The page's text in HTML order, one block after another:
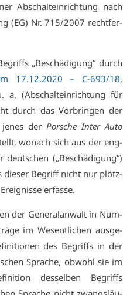
Ab­schalt­ein­rich­tung nach
(EG) Nr. 715/2007 recht­fer­
„Be­schä­di­gung“ durch
17.12.2020 – C-693/18,
a. (Ab­schalt­ein­rich­tung für
durch das Vor­brin­gen der
der Por­sche In­ter Au­to
wo­nach sich aus der eng­
(„Be­schä­di­gung“)
die­ser Be­griff nicht nur plötz­
er­fas­se.
der Ge­ne­ral­an­walt in Num­
im We­sent­li­chen aus­ge­
des Be­griffs in der
Spra­che, ob­wohl sie im
des­sel­ben Be­griffs